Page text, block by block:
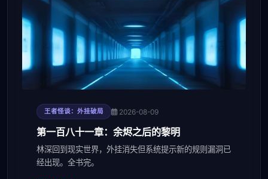
王者怪谈：外挂破局 2026-08-09
第一百八十一章：余烬之后的黎明
林深回到现实世界，外挂消失但系统提示新的规则漏洞已
经出现。全书完。